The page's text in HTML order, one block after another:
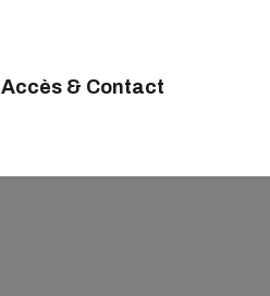
Accès & Contact